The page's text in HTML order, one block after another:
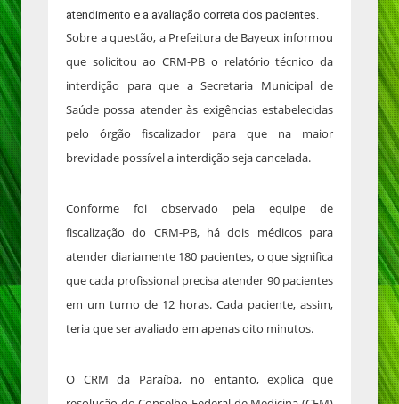
atendimento e a avaliação correta dos pacientes.
Sobre a questão, a Prefeitura de Bayeux informou
que solicitou ao CRM-PB o relatório técnico da
interdição para que a Secretaria Municipal de
Saúde possa atender às exigências estabelecidas
pelo órgão fiscalizador para que na maior
brevidade possível a interdição seja cancelada.
Conforme foi observado pela equipe de
fiscalização do CRM-PB, há dois médicos para
atender diariamente 180 pacientes, o que significa
que cada profissional precisa atender 90 pacientes
em um turno de 12 horas. Cada paciente, assim,
teria que ser avaliado em apenas oito minutos.
O CRM da Paraíba, no entanto, explica que